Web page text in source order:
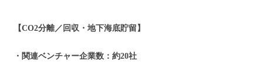
【CO2分離／回収・地下海底貯留】
・関連ベンチャー企業数：約20社